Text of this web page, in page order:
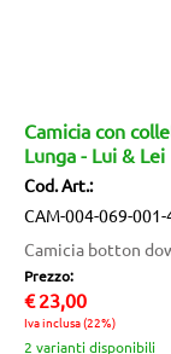
Camicia con
Lunga - Lui & Lei
Cod. Art.:
CAM-004-069-001-
Camicia botton
Prezzo:
€ 23,00
Iva inclusa (22%)